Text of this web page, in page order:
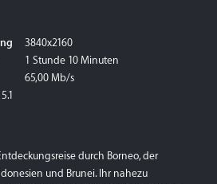
3840x2160
1 Stunde 10 Minuten
65,00 Mb/s
durch Borneo, der
und Brunei. Ihr nahezu